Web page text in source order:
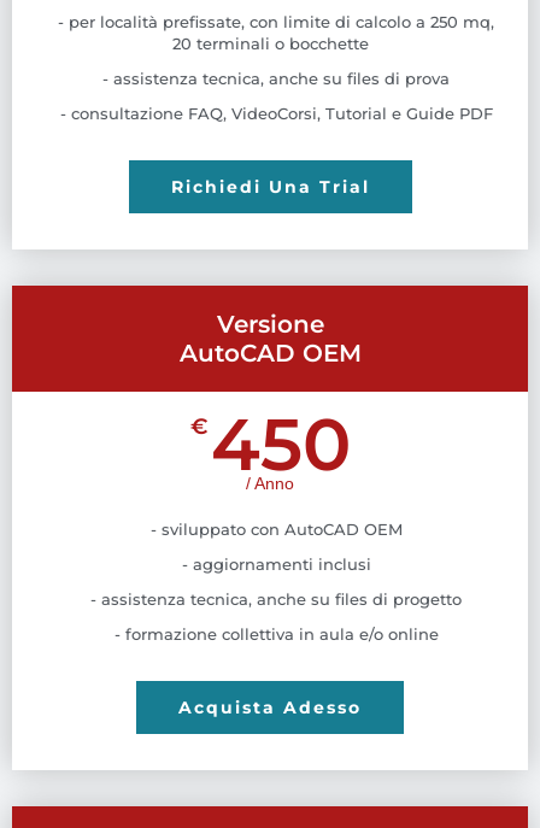
- per località prefissate, con limite di calcolo a 250 mq,
20 terminali o bocchette
- assistenza tecnica, anche su files di prova
- consultazione FAQ, VideoCorsi, Tutorial e Guide PDF
Richiedi Una Trial
Versione
AutoCAD OEM
€ 450
/ Anno
- sviluppato con AutoCAD OEM
- aggiornamenti inclusi
- assistenza tecnica, anche su files di progetto
- formazione collettiva in aula e/o online
Acquista Adesso